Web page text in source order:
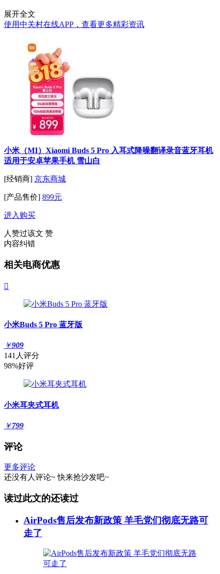
展开全文
使用中关村在线APP，查看更多精彩资讯
小米（MI）Xiaomi Buds 5 Pro 入耳式降噪翻译录音蓝牙耳机
适用于安卓苹果手机 雪山白
[经销商] 京东商城
[产品售价] 899元
进入购买
人赞过该文 赞
内容纠错
相关电商优惠

小米Buds 5 Pro 蓝牙版
￥909
141人评分
98%好评
小米耳夹式耳机
￥799
评论
更多评论
还没有人评论~ 快来抢沙发吧~
读过此文的还读过
AirPods售后发布新政策 羊毛党们彻底无路可
走了